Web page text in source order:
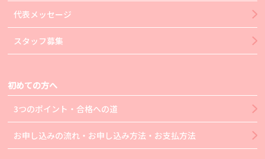
代表メッセージ
スタッフ募集
初めての方へ
3つのポイント・合格への道
お申し込みの流れ・お申し込み方法・お支払方法